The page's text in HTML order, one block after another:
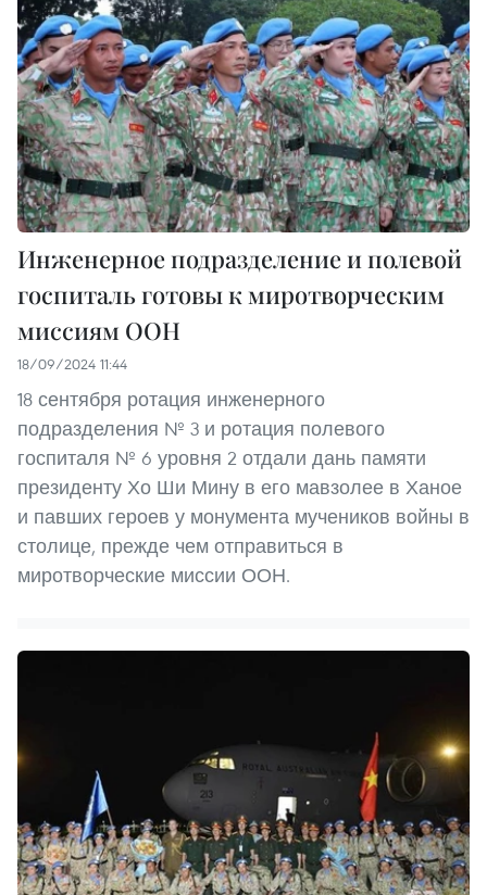
Инженерное подразделение и полевой
госпиталь готовы к миротворческим
миссиям ООН
18/09/2024 11:44
18 сентября ротация инженерного
подразделения № 3 и ротация полевого
госпиталя № 6 уровня 2 отдали дань памяти
президенту Хо Ши Мину в его мавзолее в Ханое
и павших героев у монумента мучеников войны в
столице, прежде чем отправиться в
миротворческие миссии ООН.